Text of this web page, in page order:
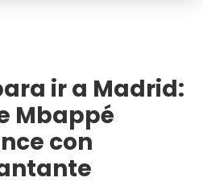
ir a Madrid:
Mbappé
con